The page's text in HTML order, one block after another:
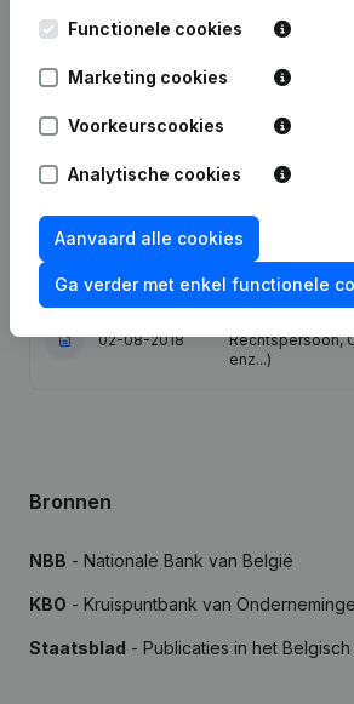
7 dagen gratis proefperiode, geen
Publicatiesvan Orital
Publicatie
02-08-2018
Rechtspersoon,
enz...)
Bronnen
NBB - Nationale Bank van België
KBO - Kruispuntbank van
Staatsblad - Publicaties in het
Functionele cookies
Marketing cookies
Voorkeurscookies
Analytische cookies
Aanvaard alle cookies
Ga verder met enkel functionele